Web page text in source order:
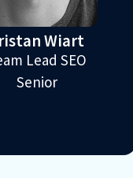
Wiart
Lead SEO
Senior